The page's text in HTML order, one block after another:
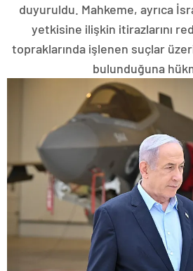
duyuruldu. Mahkeme, ayrıca
yetkisine ilişkin itirazlarını
topraklarında işlenen suçlar
bulunduğuna